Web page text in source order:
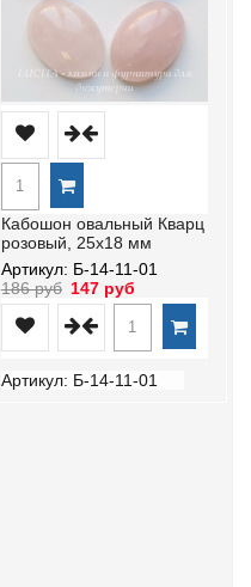
Кабошон овальный Кварц
розовый, 25х18 мм
Артикул: Б-14-11-01
186 руб 147 руб
Артикул: Б-14-11-01